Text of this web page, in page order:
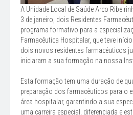
A Unidade Local de Saúde Arco
3 de janeiro, dois Residentes
programa formativo para a
Farmacêutica Hospitalar, que teve
dois novos residentes farmacêuticos
iniciaram a sua formação na nossa
Esta formação tem uma duração de
preparação dos farmacêuticos para o
área hospitalar, garantindo a sua
uma carreira especial, diferenciada e